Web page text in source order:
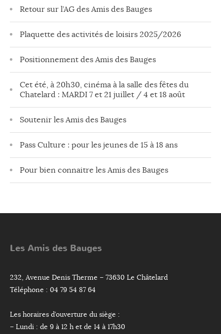
Retour sur l’AG des Amis des Bauges
Plaquette des activités de loisirs 2025/2026
Positionnement des Amis des Bauges
Cet été, à 20h30, cinéma à la salle des fêtes du
Chatelard : MARDI 7 et 21 juillet / 4 et 18 août
Soutenir les Amis des Bauges
Pass Culture : pour les jeunes de 15 à 18 ans
Pour bien connaitre les Amis des Bauges
Les Amis des Bauges
232, Avenue Denis Therme – 73630 Le Châtelard
Téléphone : 04 79 54 87 64
Les horaires d’ouverture du siège :
– Lundi : de 9 à 12 h et de 14 à 17h30